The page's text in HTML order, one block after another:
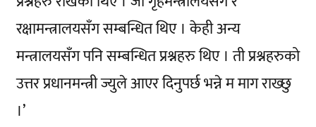
रक्षामन्त्रालयसँग सम्बन्धित थिए । केही अन्य
मन्त्रालयसँग पनि सम्बन्धित प्रश्नहरु थिए । ती प्रश्नहरुको
उत्तर प्रधानमन्त्री ज्युले आएर दिनुपर्छ भन्ने म माग राख्छु
।’